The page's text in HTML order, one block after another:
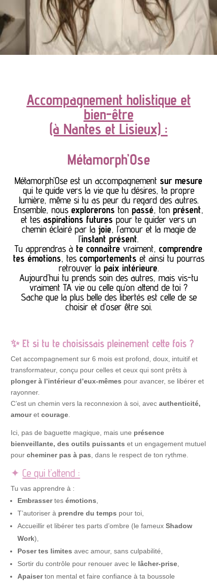
Accompagnement holistique et
bien-être
(à Nantes et Lisieux) :
Métamorph’Ose
Métamorph’Ose est un accompagnement sur mesure
qui te guide vers la vie que tu désires, ta propre
lumière, même si tu as peur du regard des autres.
Ensemble, nous explorerons ton passé, ton présent,
et tes aspirations futures pour te guider vers un
chemin éclairé par la joie, l’amour et la magie de
l’instant présent.
Tu apprendras à te connaitre vraiment, comprendre
tes émotions, tes comportements et ainsi tu pourras
retrouver la paix intérieure.
Aujourd’hui tu prends soin des autres, mais vis-tu
vraiment TA vie ou celle qu’on attend de toi ?
Sache que la plus belle des libertés est celle de se
choisir et d’oser être soi.
✨ Et si tu te choisissais pleinement cette fois ?
Cet accompagnement sur 6 mois est profond, doux, intuitif et
transformateur, conçu pour celles et ceux qui sont prêts à
plonger à l’intérieur d’eux-mêmes pour avancer, se libérer et
rayonner.
C’est un chemin vers la reconnexion à soi, avecauthenticité,
amouretcourage
Ici, pas de baguette magique, mais une présence
bienveillante, des outils puissants et un engagement mutuel
pourcheminer pas à pas , dans le respect de ton rythme.
✦Ce qui t’attend :
Tu vas apprendre à :
Embrassertesémotions
T’autoriser à prendre du temps pour toi,
Accueillir et libérer tes parts d’ombre (le fameuxShadow
Work),
Poser tes limites avec amour, sans culpabilité,
Sortir du contrôle pour renouer avec le lâcher-prise
Apaiserton mental et faire confiance à ta boussole